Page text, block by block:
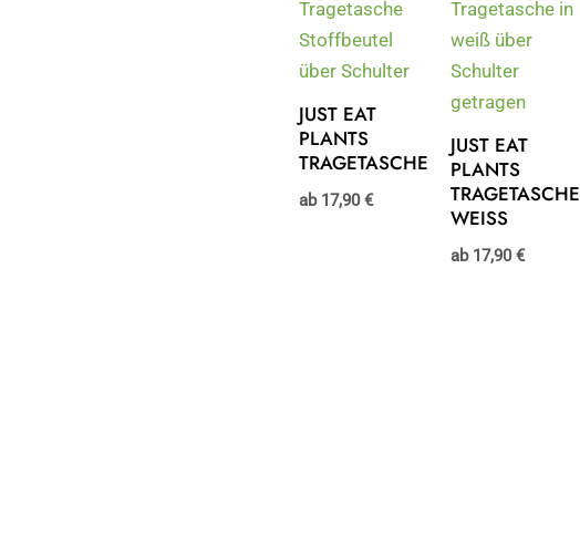
JUST EAT
PLANTS
TRAGETASCHE
ab 17,90€
JUST EAT
PLANTS
TRAGETASCHE
WEISS
ab 17,90€